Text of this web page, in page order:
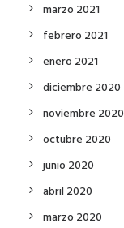
marzo 2021
febrero 2021
enero 2021
diciembre 2020
noviembre 2020
octubre 2020
junio 2020
abril 2020
marzo 2020